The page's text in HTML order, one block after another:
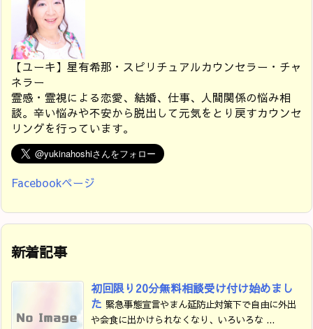
【ユーキ】星有希那・スピリチュアルカウンセラー・チャ
ネラー
霊感・霊視による恋愛、結婚、仕事、人間関係の悩み相
談。辛い悩みや不安から脱出して元気をとり戻すカウンセ
リングを行っています。
Facebookページ
新着記事
初回限り20分無料相談受け付け始めまし
た 緊急事態宣言やまん延防止対策下で自由に外出
や会食に出かけられなくなり、いろいろな ...